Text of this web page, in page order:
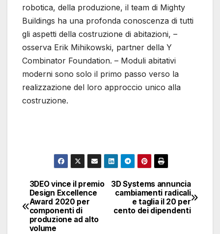
robotica, della produzione, il team di Mighty
Buildings ha una profonda conoscenza di tutti
gli aspetti della costruzione di abitazioni, –
osserva Erik Mihikowski, partner della Y
Combinator Foundation. – Moduli abitativi
moderni sono solo il primo passo verso la
realizzazione del loro approccio unico alla
costruzione.
Navigazione
articoli
3D Systems annuncia
cambiamenti radicali
e taglia il 20 per
cento dei dipendenti
3DEO vince il premio
Design Excellence
Award 2020 per
componenti di
produzione ad alto
volume